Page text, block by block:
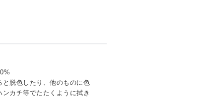
脱色したり、他のものに色
カチ等でたたくように拭き